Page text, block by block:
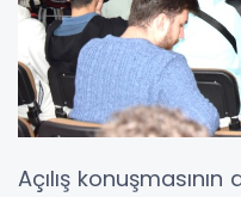
Açılış konuşmasının